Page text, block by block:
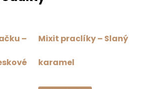
– Mixit praclíky – Slaný
karamel